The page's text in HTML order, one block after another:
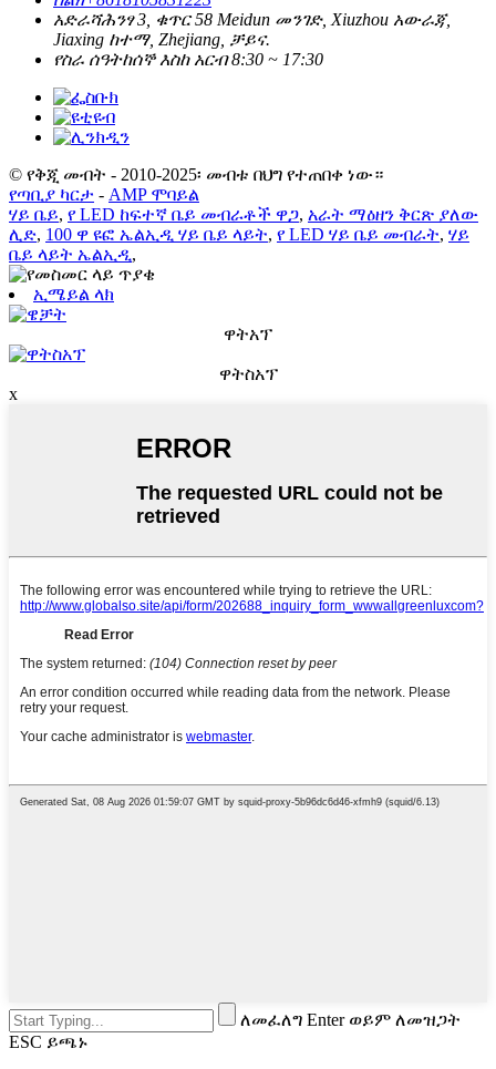
አድራሻሕንፃ 3, ቁጥር 58 Meidun መንገድ, Xiuzhou አውራጃ,
Jiaxing ከተማ, Zhejiang, ቻይና.
የስራ ሰዓትከሰኞ እስከ አርብ 8:30 ~ 17:30
© የቅጂ መብት - 2010-2025፡ መብቱ በህግ የተጠበቀ ነው።
የጣቢያ ካርታ - AMP ሞባይል
ሃይ ቤይ, የ LED ከፍተኛ ቤይ መብራቶች ዋጋ, አራት ማዕዘን ቅርጽ ያለው
ሊድ, 100 ዋ ዩፎ ኤልኢዲ ሃይ ቤይ ላይት, የ LED ሃይ ቤይ መብራት, ሃይ
ቤይ ላይት ኤልኢዲ,
ኢሜይል ላክ
ዋትአፕ
ዋትስአፕ
x
ለመፈለግ Enter ወይም ለመዝጋት
ESC ይጫኑ